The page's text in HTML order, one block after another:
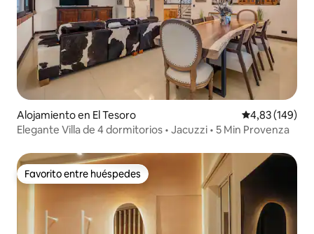
Alojamiento en El Tesoro Calificación
4,83 (149)
Elegante Villa de 4 dormitorios • Jacuzzi • 5 Min Provenza
Favorito entre huéspedes
Favorito entre huéspedes